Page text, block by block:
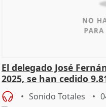
El delegado José
2025, se han cedido
Sonido Totales